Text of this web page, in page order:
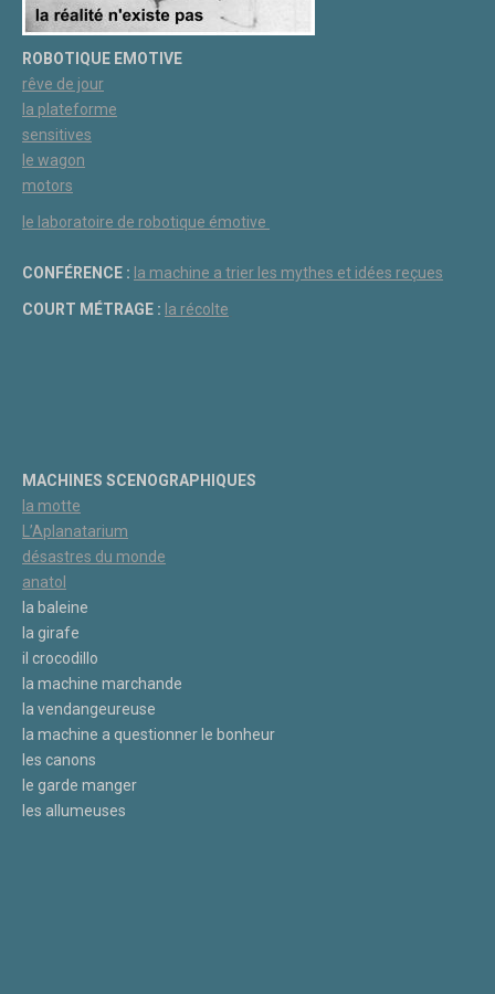
ROBOTIQUE EMOTIVE
rêve de jour
la plateforme
sensitives
le wagon
motors
le laboratoire de robotique émotive
CONFÉRENCE : la machine a trier les mythes et idées reçues
COURT MÉTRAGE : la récolte
MACHINES SCENOGRAPHIQUES
la motte
L’Aplanatarium
désastres du monde
anatol
la baleine
la girafe
il crocodillo
la machine marchande
la vendangeureuse
la machine a questionner le bonheur
les canons
le garde manger
les allumeuses